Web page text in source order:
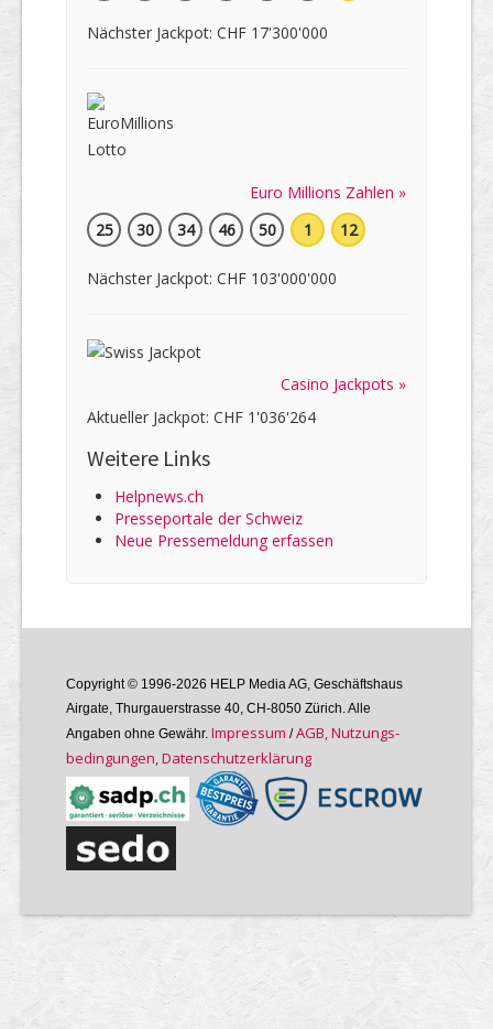
Nächster Jackpot: CHF 17'300'000
Euro Millions Zahlen »
25
30 34 46 50 1 12
Nächster Jackpot: CHF 103'000'000
Casino Jackpots »
Aktueller Jackpot: CHF 1'036'264
Weitere Links
Helpnews.ch
Presseportale der Schweiz
Neue Pressemeldung erfassen
Copyright © 1996-2026 HELP Media AG, Geschäftshaus
Airgate, Thurgauer­strasse 40, CH-8050 Zürich. Alle
Angaben ohne Gewähr. Im­pres­sum /AGB, Nutzungs­
bedin­gungen, Daten­schutz­er­klärung